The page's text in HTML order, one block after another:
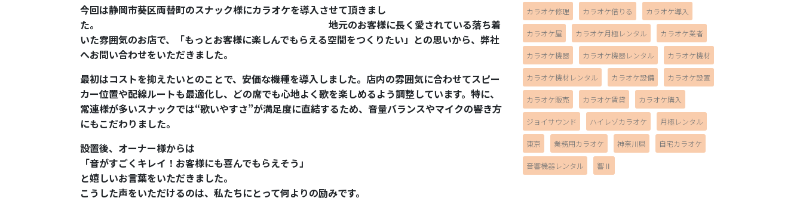
今回は静岡市葵区両替町のスナック様にカラオケを導入させて頂きまし
た。 地元のお客様に長く愛されている落ち着
いた雰囲気のお店で、「もっとお客様に楽しんでもらえる空間をつくりたい」との思いから、弊社
へお問い合わせをいただきました。
最初はコストを抑えたいとのことで、安価な機種を導入しました。店内の雰囲気に合わせてスピー
カー位置や配線ルートも最適化し、どの席でも心地よく歌を楽しめるよう調整しています。特に、
常連様が多いスナックでは“歌いやすさ”が満足度に直結するため、音量バランスやマイクの響き方
にもこだわりました。
設置後、オーナー様からは
「音がすごくキレイ！お客様にも喜んでもらえそう」
と嬉しいお言葉をいただきました。
こうした声をいただけるのは、私たちにとって何よりの励みです。
カラオケ修理 カラオケ借りる カラオケ導入
カラオケ屋 カラオケ月極レンタル カラオケ業者
カラオケ機器 カラオケ機器レンタル カラオケ機材
カラオケ機材レンタル カラオケ設備 カラオケ設置
カラオケ販売 カラオケ賃貸 カラオケ購入
ジョイサウンド ハイレゾカラオケ 月極レンタル
東京 業務用カラオケ 神奈川県 自宅カラオケ
音響機器レンタル 響Ⅱ